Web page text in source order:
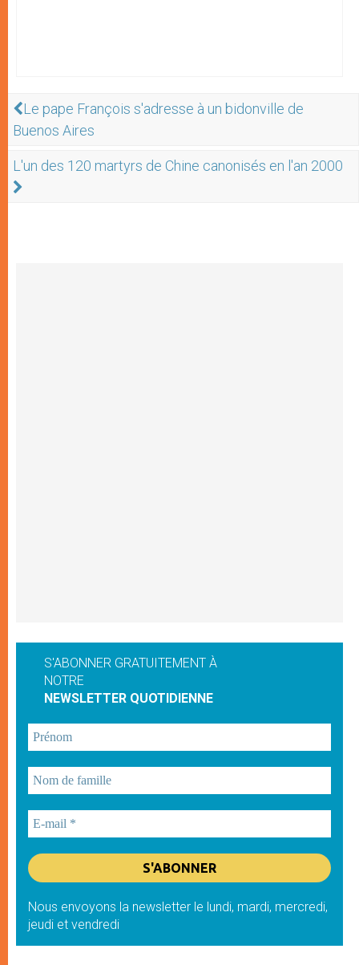
Le pape François s'adresse à un bidonville de
Buenos Aires
L'un des 120 martyrs de Chine canonisés en l'an 2000
S'ABONNER GRATUITEMENT À
NOTRE
NEWSLETTER QUOTIDIENNE
Nous envoyons la newsletter le lundi, mardi, mercredi,
jeudi et vendredi